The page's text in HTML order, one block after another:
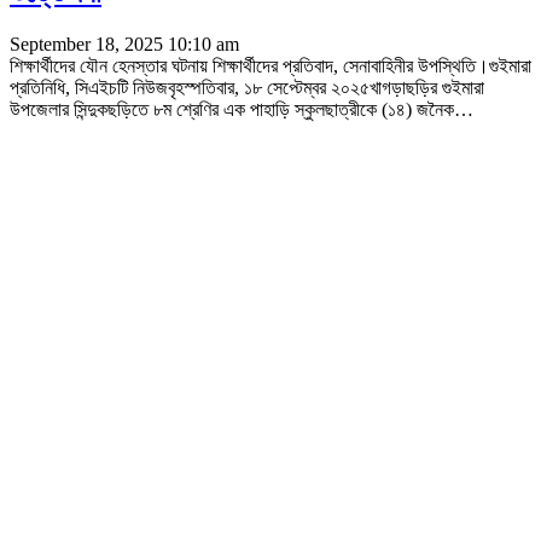
September 18, 2025 10:10 am
শিক্ষার্থীদের যৌন হেনস্তার ঘটনায় শিক্ষার্থীদের প্রতিবাদ, সেনাবাহিনীর উপস্থিতি।গুইমারা
প্রতিনিধি, সিএইচটি নিউজবৃহস্পতিবার, ১৮ সেপ্টেম্বর ২০২৫খাগড়াছড়ির গুইমারা
উপজেলার সিন্দুকছড়িতে ৮ম শ্রেণির এক পাহাড়ি স্কুলছাত্রীকে (১৪) জনৈক…